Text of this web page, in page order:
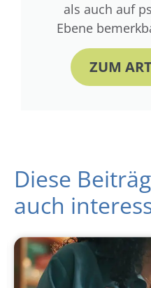
als auch auf
Ebene
ZUM
Diese
auch